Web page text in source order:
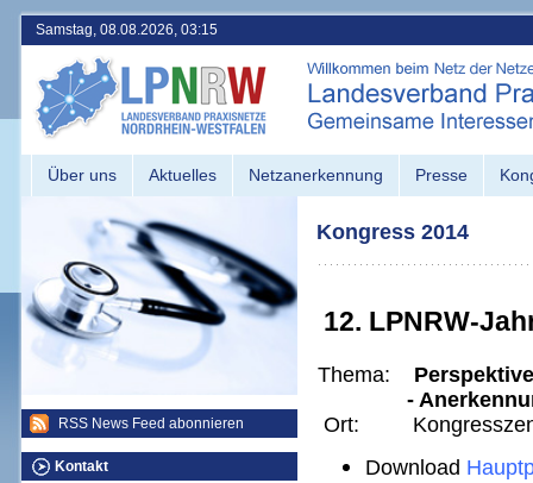
Samstag, 08.08.2026, 03:15
Über uns Aktuelles Netzanerkennung Presse
RSS News Feed abonnieren
Kontakt
Kongress 2014
12. LPNRW-
Thema:
- Anerkennung -
Ort:
Download